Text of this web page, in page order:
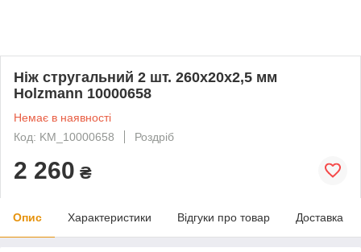
Ніж стругальний 2 шт. 260x20x2,5 мм
Holzmann 10000658
Немає в наявності
Код: KM_10000658
Роздріб
2 260 ₴
Опис Характеристики Відгуки про товар Доставка